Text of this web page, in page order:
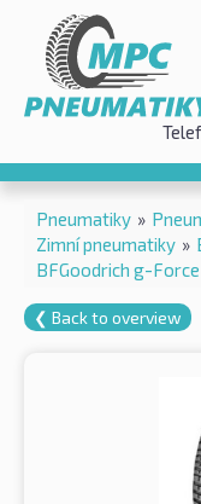
Pneumatiky »
Zimní pneumatiky »
BFGoodrich g-
❮ Back to overview